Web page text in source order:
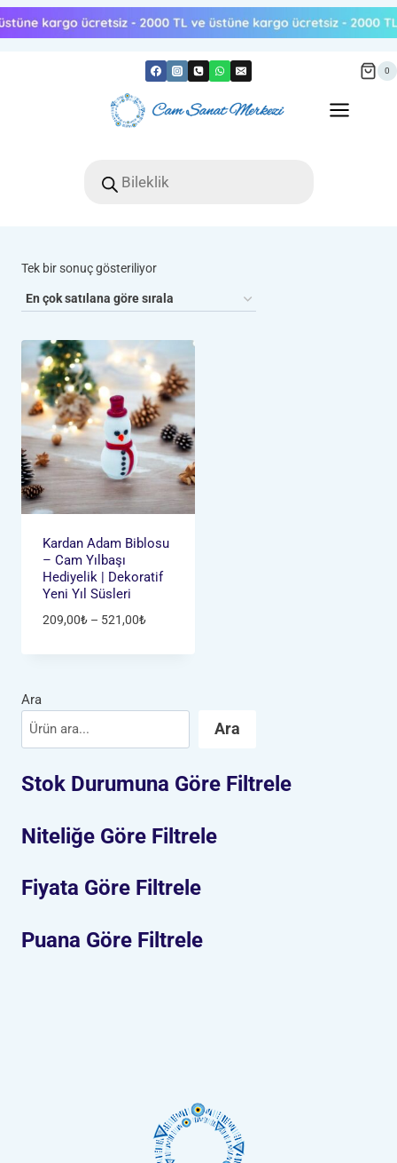
Skip
to
0
search
Tek bir sonuç gösteriliyor
Kardan Adam Biblosu
– Cam Yılbaşı
Hediyelik | Dekoratif
Yeni Yıl Süsleri
209,00₺ – 521,00₺Fiyat
209,00₺
Ara
Ara
Stok Durumuna Göre Filtrele
Niteliğe Göre Filtrele
Fiyata Göre Filtrele
Puana Göre Filtrele